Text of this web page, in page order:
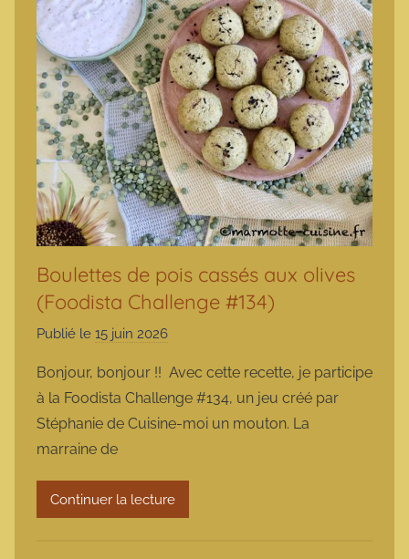
Boulettes de pois cassés aux olives
(Foodista Challenge #134)
Publié le 15 juin 2026
r
m
a
o
t
Bonjour, bonjour !! Avec cette recette, je participe
à la Foodista Challenge #134, un jeu créé par
Stéphanie de Cuisine-moi un mouton. La
marraine de
Continuer la lecture